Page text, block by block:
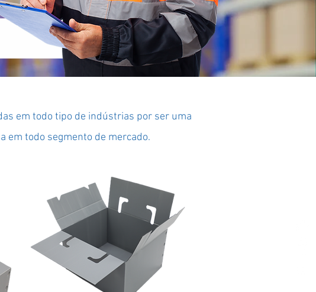
em todo tipo de indústrias por ser uma
em todo segmento de mercado.